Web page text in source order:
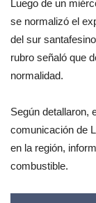
Luego de un
se normalizó el
del sur
rubro señaló que
normalidad.
Según detallaron,
comunicación de
en la región,
combustible.